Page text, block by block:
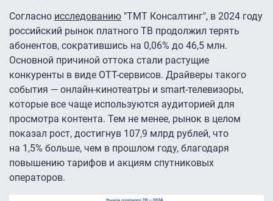
Согласно исследованию "ТМТ Консалтинг", в 2024 году
российский рынок платного ТВ продолжил терять
абонентов, сократившись на 0,06% до 46,5 млн.
Основной причиной оттока стали растущие
конкуренты в виде OTT-сервисов. Драйверы такого
события — онлайн-кинотеатры и smart-телевизоры,
которые все чаще используются аудиторией для
просмотра контента. Тем не менее, рынок в целом
показал рост, достигнув 107,9 млрд рублей, что
на 1,5% больше, чем в прошлом году, благодаря
повышению тарифов и акциям спутниковых
операторов.